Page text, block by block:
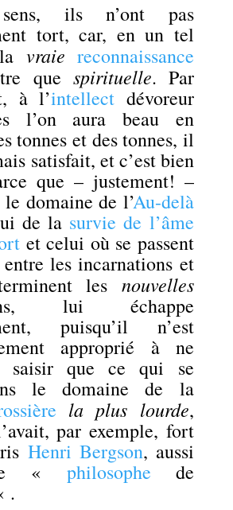
ils n’ont pas
tort, car, en un tel
vraie reconnaissance
que spirituelle. Par
à l’intellect dévoreur
l’on aura beau en
tonnes et des tonnes, il
satisfait, et c’est bien
que – justement! –
domaine de l’Au-delà
de la survie de l’âme
et celui où se passent
les incarnations et
les nouvelles
lui échappe
puisqu’il n’est
approprié à ne
saisir que ce qui se
le domaine de la
la plus lourde,
par exemple, fort
Henri Bergson, aussi
le « philosophe de
.